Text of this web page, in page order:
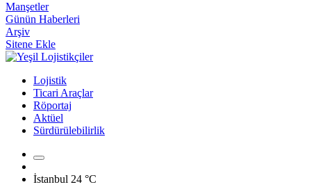
Manşetler
Günün Haberleri
Arşiv
Sitene Ekle
Lojistik
Ticari Araçlar
Röportaj
Aktüel
Sürdürülebilirlik
İstanbul 24 °C